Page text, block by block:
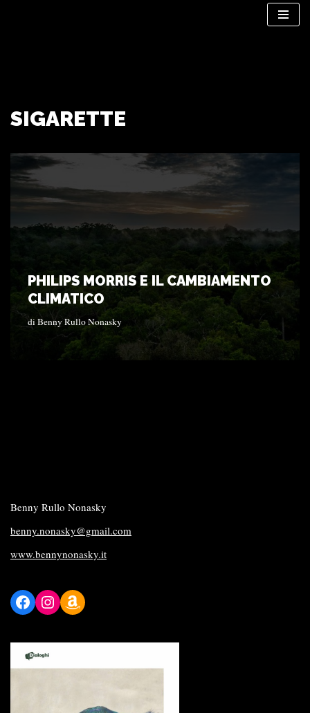
SIGARETTE
PHILIPS MORRIS E IL CAMBIAMENTO
CLIMATICO
diBenny Rullo Nonasky
Benny Rullo Nonasky
benny.nonasky@gmail.com
www.bennynonasky.it